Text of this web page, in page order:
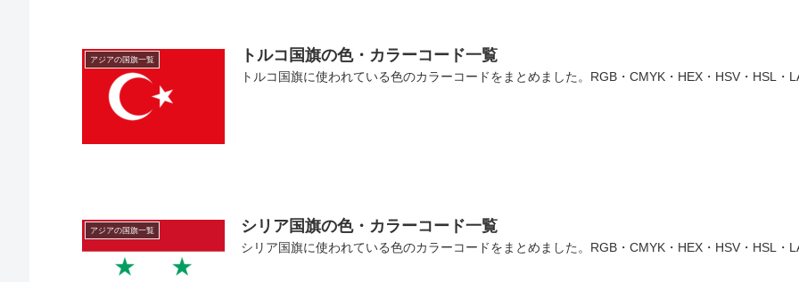
アジアの国旗一覧 トルコ国旗の色・カラーコード一覧
トルコ国旗に使われている色のカラーコードをまとめました。RGB・CMYK・HEX・HSV・HSL・
アジアの国旗一覧 シリア国旗の色・カラーコード一覧
シリア国旗に使われている色のカラーコードをまとめました。RGB・CMYK・HEX・HSV・HSL・